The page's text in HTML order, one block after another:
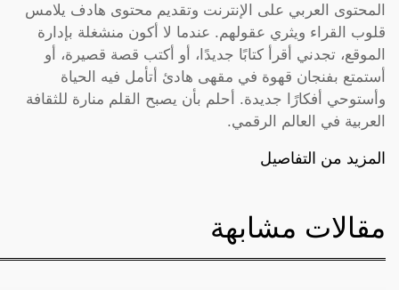
المحتوى العربي على الإنترنت وتقديم محتوى هادف يلامس
قلوب القراء ويثري عقولهم. عندما لا أكون منشغلة بإدارة
الموقع، تجدني أقرأ كتابًا جديدًا، أو أكتب قصة قصيرة، أو
أستمتع بفنجان قهوة في مقهى هادئ أتأمل فيه الحياة
وأستوحي أفكارًا جديدة. أحلم بأن يصبح القلم منارة للثقافة
العربية في العالم الرقمي.
المزيد من التفاصيل
مقالات مشابهة